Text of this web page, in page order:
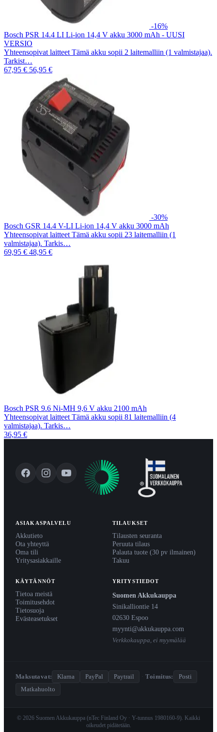
-16%
Bosch PSR 14.4 LI Li-ion 14,4 V akku 3000 mAh - UUSI
VERSIO
Yhteensopivat laitteet Tämä akku sopii 2 laitemalliin (1 valmistajaa).
Tarkist…
67,95 € 56,95 €
-30%
Bosch GSR 14.4 V-LI Li-ion 14,4 V akku 3000 mAh
Yhteensopivat laitteet Tämä akku sopii 23 laitemalliin (1
valmistajaa). Tarkis…
69,95 € 48,95 €
Bosch PSR 9.6 Ni-MH 9,6 V akku 2100 mAh
Yhteensopivat laitteet Tämä akku sopii 81 laitemalliin (4
valmistajaa). Tarkis…
36,95 €
ASIAKASPALVELU
Akkutieto
Ota yhteyttä
Oma tili
Yritysasiakkaille
TILAUKSET
Tilausten seuranta
Peruuta tilaus
Palauta tuote (30 pv ilmainen)
Takuu
KÄYTÄNNÖT
Tietoa meistä
Toimitusehdot
Tietosuoja
Evästeasetukset
YRITYSTIEDOT
Suomen Akkukauppa
Sinikalliontie 14
02630 Espoo
myynti@akkukauppa.com
Verkkokauppa, ei myymälää
Maksutavat: Klarna PayPal Paytrail · Toimitus:
Posti
Matkahuolto
© 2026 Suomen Akkukauppa (nTec Finland Oy · Y-tunnus 1980160-9). Kaikki
oikeudet pidätetään.